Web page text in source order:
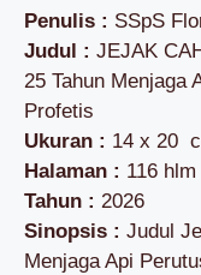
Penulis : SSpS
Judul : JEJAK
25 Tahun Menjaga
Profetis
Ukuran : 14 x 20
Halaman : 116 hlm
Tahun : 2026
Sinopsis : Judul
Menjaga Api